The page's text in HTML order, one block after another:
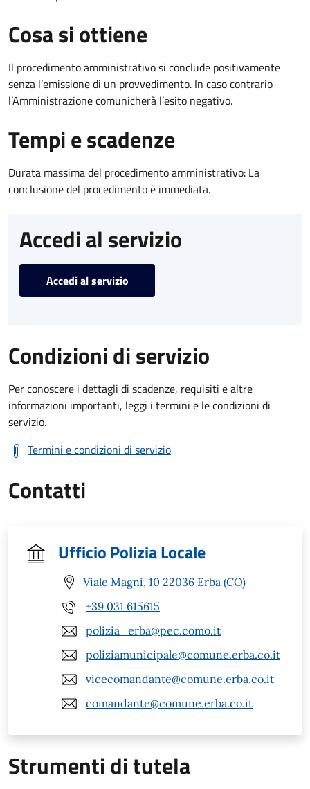
Cosa si ottiene
Il procedimento amministrativo si conclude positivamente
senza l’emissione di un provvedimento. In caso contrario
l’Amministrazione comunicherà l’esito negativo.
Tempi e scadenze
Durata massima del procedimento amministrativo: La
conclusione del procedimento è immediata.
Accedi al servizio
Accedi al servizio
Condizioni di servizio
Per conoscere i dettagli di scadenze, requisiti e altre
informazioni importanti, leggi i termini e le condizioni di
servizio.
Termini e condizioni di servizio
Contatti
Ufficio Polizia Locale
Viale Magni, 10 22036 Erba (CO)
+39 031 615615
polizia_erba@pec.como.it
poliziamunicipale@comune.erba.co.it
vicecomandante@comune.erba.co.it
comandante@comune.erba.co.it
Strumenti di tutela